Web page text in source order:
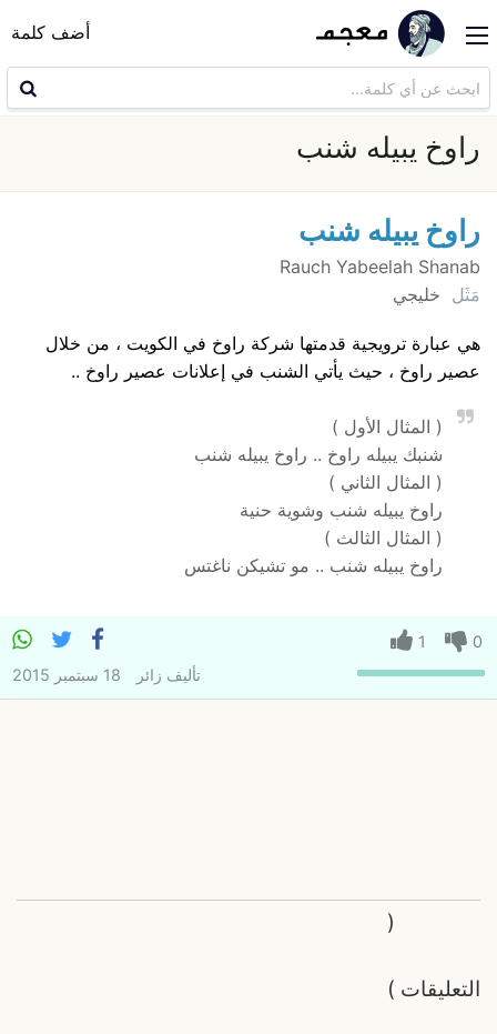
أضف كلمة
راوخ يبيله شنب
راوخ يبيله شنب
Rauch Yabeelah Shanab
مَثَل خليجي
هي عبارة ترويجية قدمتها شركة راوخ في الكويت ، من خلال
عصير راوخ ، حيث يأتي الشنب في إعلانات عصير راوخ ..
( المثال الأول )
شنبك يبيله راوخ .. راوخ يبيله شنب
( المثال الثاني )
راوخ يبيله شنب وشوية حنية
( المثال الثالث )
راوخ يبيله شنب .. مو تشيكن ناغتس
0
1
تأليف زائر 18 سبتمبر 2015
التعليقات
(
)